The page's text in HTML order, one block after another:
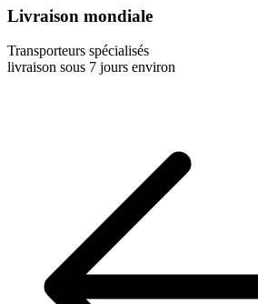
Livraison mondiale
Transporteurs spécialisés
livraison sous 7 jours environ